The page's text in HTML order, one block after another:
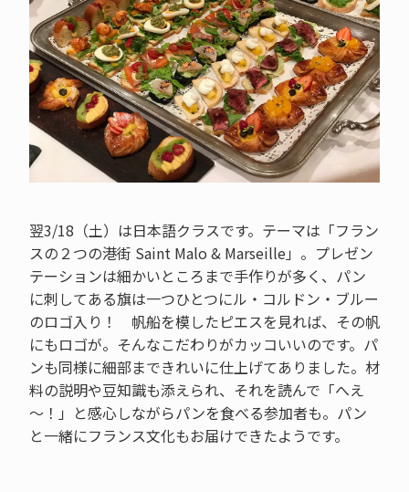
翌3/18（土）は日本語クラスです。テーマは「フラン
スの２つの港街 Saint Malo & Marseille」。プレゼン
テーションは細かいところまで手作りが多く、パン
に刺してある旗は一つひとつにル・コルドン・ブルー
のロゴ入り！ 帆船を模したピエスを見れば、その帆
にもロゴが。そんなこだわりがカッコいいのです。パ
ンも同様に細部まできれいに仕上げてありました。材
料の説明や豆知識も添えられ、それを読んで「へえ
～！」と感心しながらパンを食べる参加者も。パン
と一緒にフランス文化もお届けできたようです。